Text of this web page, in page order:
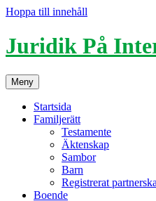
Hoppa till innehåll
Juridik På
Meny
Startsida
Familjerätt
Testamente
Äktenskap
Sambor
Barn
Registrerat
Boende